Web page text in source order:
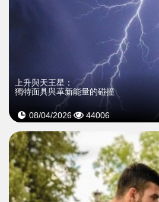
上升與天王星：
獨特面具與革新能量的碰撞
08/04/2026 44006
>